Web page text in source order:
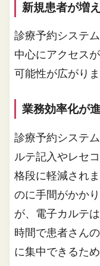
新規患者が増
診療予約システ
中心にアクセス
可能性が広がりま
業務効率化が
診療予約システ
ルテ記入やレセ
格段に軽減され
のに手間がかか
が、電子カルテ
時間で患者さん
に集中できるた